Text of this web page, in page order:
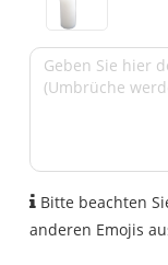
Bitte beachten
anderen Emojis